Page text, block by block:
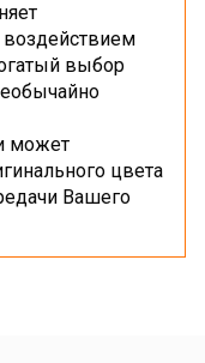
выбор
может
цвета
Вашего